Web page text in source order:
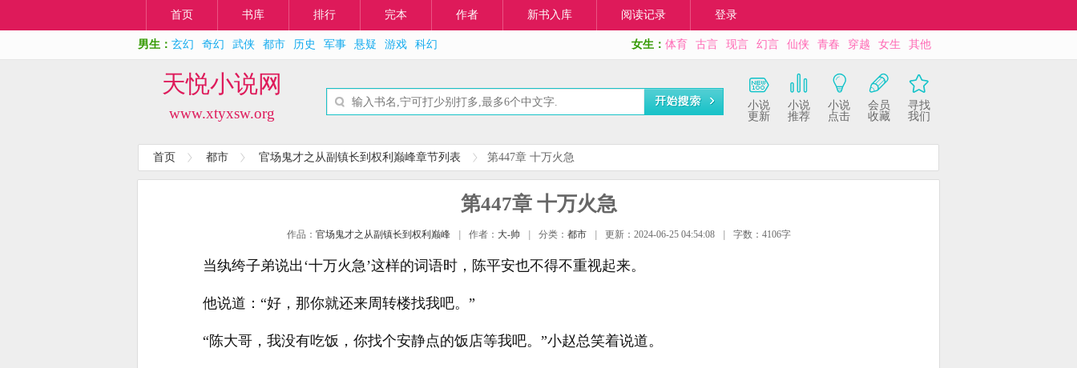
首页 书库 排行 完本 作者 新书入库 阅读记录 登录
男生： 玄幻 奇幻 武侠 都市 历史 军事 悬疑 游戏 科幻 女生： 体育 古言 现言 幻言 仙侠 青春 穿越 女生 其他
天悦小说网
www.xtyxsw.org
小说
更新
小说
推荐
小说
点击
会员
收藏
寻找
我们
首页 都市 官场鬼才之从副镇长到权利巅峰章节列表 第447章 十万火急
第447章 十万火急
作品： 官场鬼才之从副镇长到权利巅峰 作者： 大-帅 分类： 都市 更新：2024-06-25 04:54:08 字数：4106字
当纨绔子弟说出‘十万火急’这样的词语时，陈平安也不得不重视起来。
他说道：“好，那你就还来周转楼找我吧。”
“陈大哥，我没有吃饭，你找个安静点的饭店等我吧。”小赵总笑着说道。